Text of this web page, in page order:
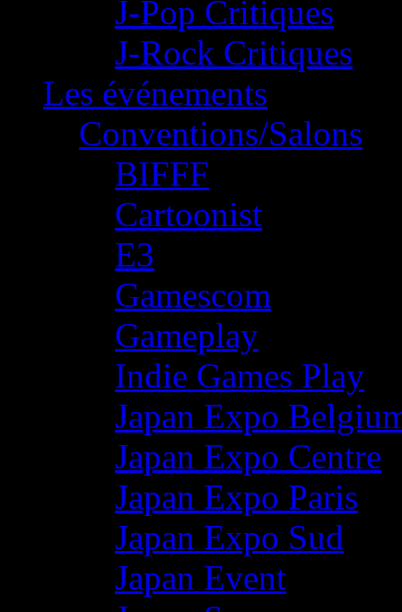
J-Pop Critiques
J-Rock Critiques
Les événements
Conventions/Salons
BIFFF
Cartoonist
E3
Gamescom
Gameplay
Indie Games Play
Japan Expo
Japan Expo Centre
Japan Expo Paris
Japan Expo Sud
Japan Event